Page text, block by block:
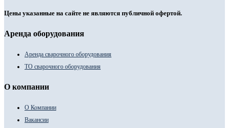
Цены указанные на сайте не являются публичной офертой.
Аренда оборудования
Аренда сварочного оборудования
ТО сварочного оборудования
О компании
О Компании
Вакансии